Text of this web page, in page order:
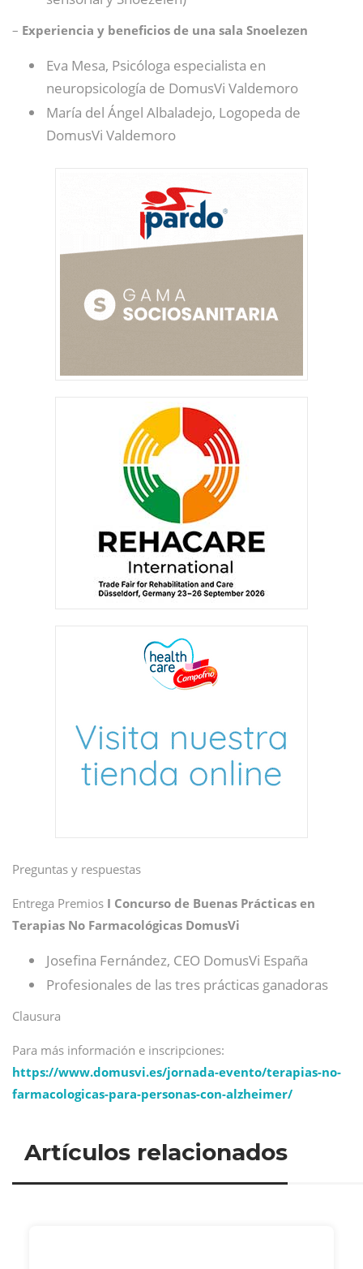
– Experiencia y beneficios de una sala Snoelezen
Eva Mesa, Psicóloga especialista en
neuropsicología de DomusVi Valdemoro
María del Ángel Albaladejo, Logopeda de
DomusVi Valdemoro
Preguntas y respuestas
Entrega Premios I Concurso de Buenas Prácticas en
Terapias No Farmacológicas DomusVi
Josefina Fernández, CEO DomusVi España
Profesionales de las tres prácticas ganadoras
Clausura
Para más información e inscripciones:
https://www.domusvi.es/jornada-evento/terapias-no-
farmacologicas-para-personas-con-alzheimer/
Artículos relacionados